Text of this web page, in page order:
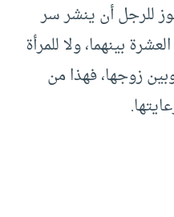
للرجل أن ينشر سر
بينهما، ولا للمرأة
زوجها، فهذا من